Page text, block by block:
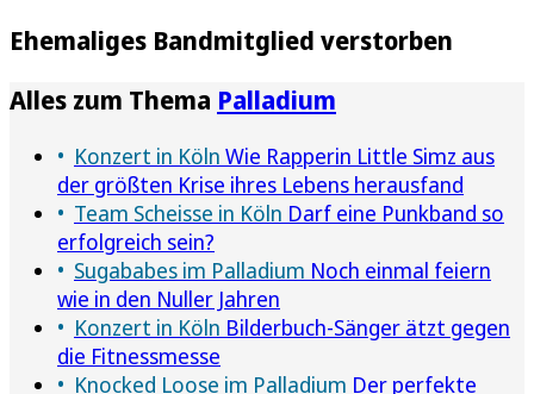
Ehemaliges Bandmitglied verstorben
Alles zum Thema Palladium
Konzert in Köln Wie Rapperin Little Simz aus
der größten Krise ihres Lebens herausfand
Team Scheisse in Köln Darf eine Punkband so
erfolgreich sein?
Sugababes im Palladium Noch einmal feiern
wie in den Nuller Jahren
Konzert in Köln Bilderbuch-Sänger ätzt gegen
die Fitnessmesse
Knocked Loose im Palladium Der perfekte